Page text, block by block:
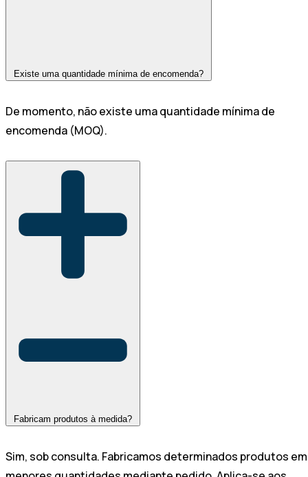
Existe uma quantidade mínima de encomenda?
De momento, não existe uma quantidade mínima de
encomenda (MOQ).
Fabricam produtos à medida?
Sim, sob consulta. Fabricamos determinados produtos em